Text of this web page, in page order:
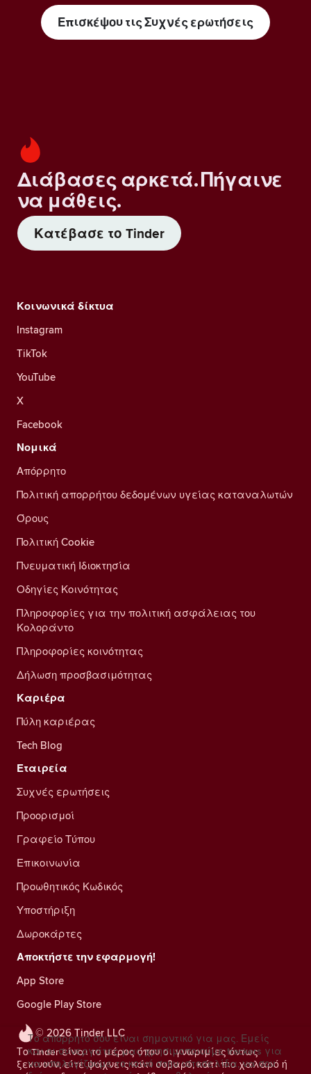
Επισκέψου τις Συχνές ερωτήσεις
Διάβασες αρκετά. Πήγαινε
να μάθεις.
Κατέβασε το Tinder
© 2026 Tinder LLC
Το Tinder είναι το μέρος όπου οι γνωριμίες όντως
ξεκινούν, είτε ψάχνεις κάτι σοβαρό, κάτι πιο χαλαρό ή
Κοινωνικά δίκτυα
Instagram
TikTok
YouTube
X
Facebook
Νομικά
Απόρρητο
Πολιτική απορρήτου δεδομένων υγείας καταναλωτών
Όρους
Πολιτική Cookie
Πνευματική Ιδιοκτησία
Οδηγίες Κοινότητας
Πληροφορίες για την πολιτική ασφάλειας του
Κολοράντο
Πληροφορίες κοινότητας
Δήλωση προσβασιμότητας
Καριέρα
Πύλη καριέρας
Tech Blog
Εταιρεία
Συχνές ερωτήσεις
Προορισμοί
Γραφείο Τύπου
Επικοινωνία
Προωθητικός Κωδικός
Υποστήριξη
Δωροκάρτες
Αποκτήστε την εφαρμογή!
App Store
Google Play Store
Το απόρρητό σου είναι σημαντικό για μας. Εμείς
και οι συνεργάτες μας χρησιμοποιούμε trackers για
να υπολογίζουμε το κοινό στην ιστοσελίδα, να σου